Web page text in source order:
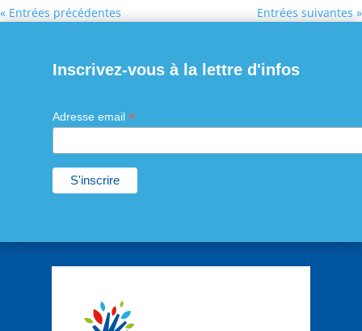
« Entrées précédentes Entrées suivantes »
Inscrivez-vous à la lettre d'infos
Adresse email *